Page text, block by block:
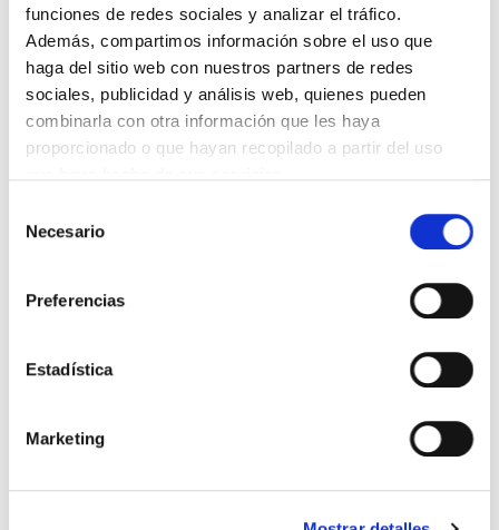
funciones de redes sociales y analizar el tráfico.
Además, compartimos información sobre el uso que
haga del sitio web con nuestros partners de redes
sociales, publicidad y análisis web, quienes pueden
combinarla con otra información que les haya
proporcionado o que hayan recopilado a partir del uso
Necesario
Preferencias
Estadística
Marketing
INMUEBLES SIMILARES
OLEIROS (A CORUÑA) - 15172